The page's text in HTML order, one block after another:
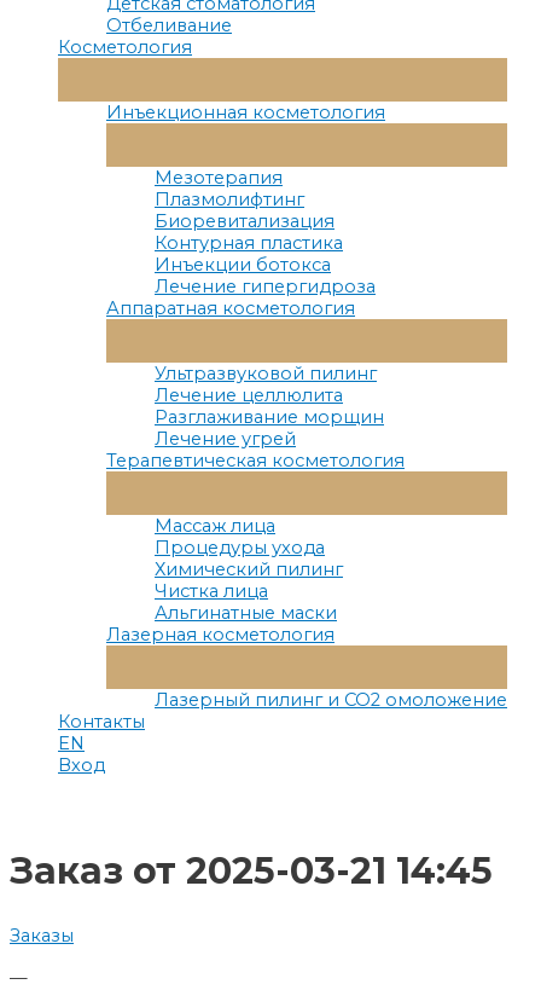
Отбеливание
Косметология
Меню
Инъекционная косметология
Меню
Мезотерапия
Плазмолифтинг
Биоревитализация
Контурная пластика
Инъекции ботокса
Лечение гипергидроза
Аппаратная косметология
Меню
Ультразвуковой пилинг
Лечение целлюлита
Разглаживание морщин
Лечение угрей
Терапевтическая косметология
Меню
Массаж лица
Процедуры ухода
Химический пилинг
Чистка лица
Альгинатные маски
Лазерная косметология
Меню
Лазерный пилинг и СО2 омоложение
Контакты
EN
Вход
Заказ от 2025-03-21 14:45
Заказы
—